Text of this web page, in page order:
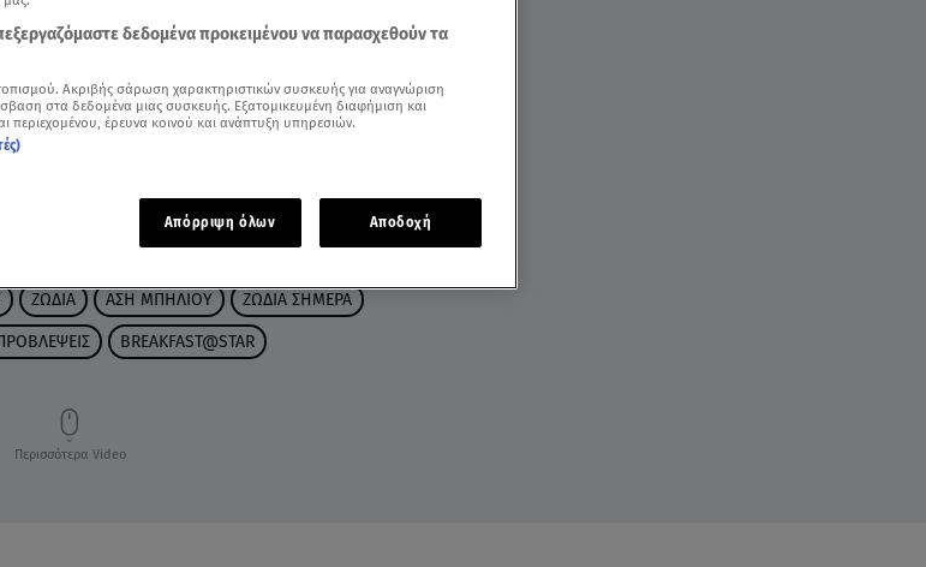
ΖΩΔΙΑ ΑΣΗ ΜΠΗΛΙΟΥ ΖΩΔΙΑ ΣΗΜΕΡΑ
BREAKFAST@STAR
Περισσότερα Video
δεδομένα προκειμένου να παρασχεθούν τα
Ακριβής σάρωση χαρακτηριστικών συσκευής για αναγνώριση
στα δεδομένα μιας συσκευής. Εξατομικευμένη διαφήμιση και
περιεχομένου, έρευνα κοινού και ανάπτυξη υπηρεσιών.
Απόρριψη όλων Αποδοχή